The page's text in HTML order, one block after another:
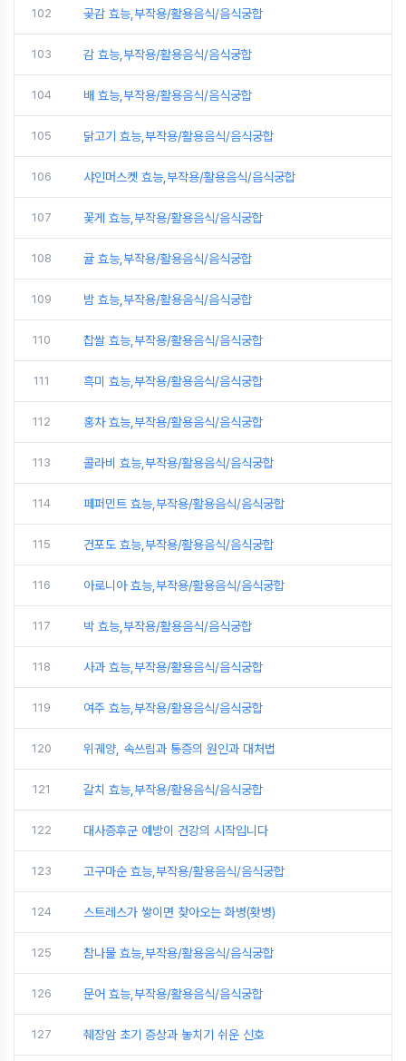
102 곶감 효능,부작용/활용음식/음식궁합
103 감 효능,부작용/활용음식/음식궁합
104 배 효능,부작용/활용음식/음식궁합
105 닭고기 효능,부작용/활용음식/음식궁합
106 샤인머스켓 효능,부작용/활용음식/음식궁합
107 꽃게 효능,부작용/활용음식/음식궁합
108 귤 효능,부작용/활용음식/음식궁합
109 밤 효능,부작용/활용음식/음식궁합
110 찹쌀 효능,부작용/활용음식/음식궁합
111 흑미 효능,부작용/활용음식/음식궁합
112 홍차 효능,부작용/활용음식/음식궁합
113 콜라비 효능,부작용/활용음식/음식궁합
114 페퍼민트 효능,부작용/활용음식/음식궁합
115 건포도 효능,부작용/활용음식/음식궁합
116 아로니아 효능,부작용/활용음식/음식궁합
117 박 효능,부작용/활용음식/음식궁합
118 사과 효능,부작용/활용음식/음식궁합
119 여주 효능,부작용/활용음식/음식궁합
120 위궤양, 속쓰림과 통증의 원인과 대처법
121 갈치 효능,부작용/활용음식/음식궁합
122 대사증후군 예방이 건강의 시작입니다
123 고구마순 효능,부작용/활용음식/음식궁합
124 스트레스가 쌓이면 찾아오는 화병(홧병)
125 참나물 효능,부작용/활용음식/음식궁합
126 문어 효능,부작용/활용음식/음식궁합
127 췌장암 초기 증상과 놓치기 쉬운 신호